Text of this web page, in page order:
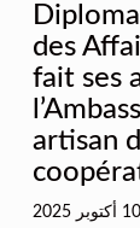
des
fait ses
artisan